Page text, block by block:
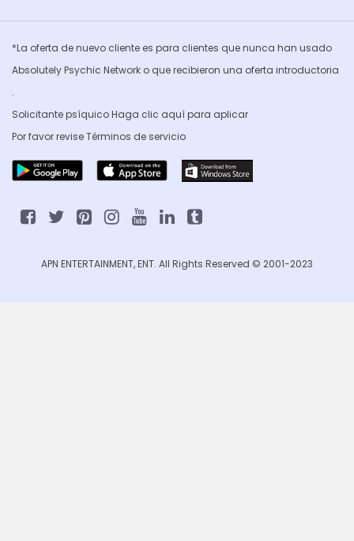
*La oferta de nuevo cliente es para clientes que nunca han usado
Absolutely Psychic Network o que recibieron una oferta introductoria
.
Solicitante psíquico Haga clic aquí para aplicar
Por favor reviseTérminos de servicio
APN ENTERTAINMENT, ENT. All Rights Reserved © 2001-2023